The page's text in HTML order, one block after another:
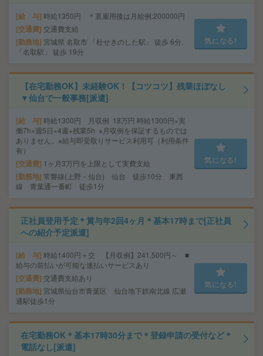
給 与 時給1350円 ＊直雇用後は月給例:200000円
交通費 交通費支給
勤務地 宮城県 名取市 「杜せきのした駅」 徒歩 6分,
「名取駅」 徒歩 19分
気になる!
【在宅勤務OK】未経験OK！【コツコツ】残業ほぼなし
▼仙台で一般事務[派遣]
給 与 時給1300円 月収例 18万円 時給1300円×実
働7h×週5日×4週+残業5h ※月収例を保証するものでは
ありません。※給与即受取りサービス利用可（利用条件
有）
交通費 1ヶ月3万円を上限として実費支給
勤務地 常磐線(上野－仙台) 仙台 徒歩10分 東西
線 青葉通一番町 徒歩1分
気になる!
正社員登用予定＊賞与年2回4ヶ月＊基本17時まで[正社員
への紹介予定派遣]
給 与 時給1400円＋交 【月収例】241,500円～ ■
給与の前払いが可能な速払いサービスあり
交通費 交通費支給あり
勤務地 宮城県仙台市青葉区 仙台地下鉄南北線 広瀬
通駅徒歩1分
気になる!
在宅勤務OK＊基本17時30分まで＊登録申請の受付など＊
電話なし[派遣]